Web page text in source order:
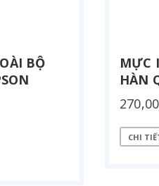
BỘ
MỰC
HÀN
CHI